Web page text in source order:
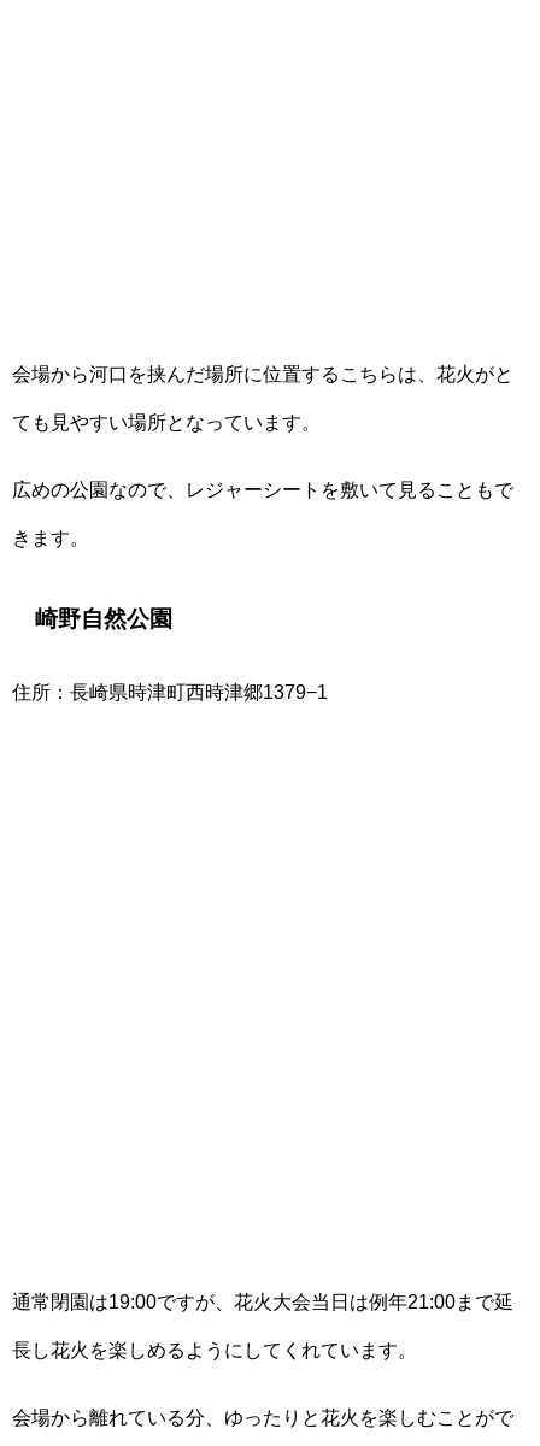
会場から河口を挟んだ場所に位置するこちらは、花火がと
ても見やすい場所となっています。
広めの公園なので、レジャーシートを敷いて見ることもで
きます。
崎野自然公園
住所：長崎県時津町西時津郷1379−1
通常閉園は19:00ですが、花火大会当日は例年21:00まで延
長し花火を楽しめるようにしてくれています。
会場から離れている分、ゆったりと花火を楽しむことがで